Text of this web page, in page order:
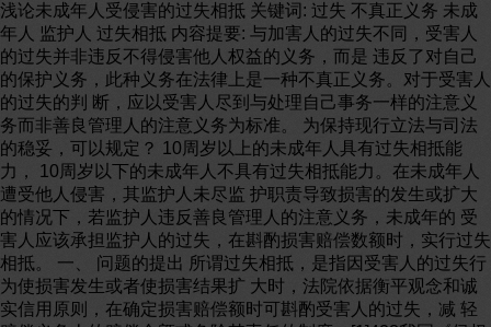
浅论未成年人受侵害的过失相抵 关键词: 过失 不真正义务 未成年人 监护人 过失相抵 内容提要: 与加害人的过失不同，受害人的过失并非违反不得侵害他人权益的义务，而是 违反了对自己的保护义务，此种义务在法律上是一种不真正义务。对于受害人的过失的判 断，应以受害人尽到与处理自己事务一样的注意义务而非善良管理人的注意义务为标准。 为保持现行立法与司法的稳妥，可以规定？ 10周岁以上的未成年人具有过失相抵能力， 10周岁以下的未成年人不具有过失相抵能力。在未成年人遭受他人侵害，其监护人未尽监 护职责导致损害的发生或扩大的情况下，若监护人违反善良管理人的注意义务，未成年的 受害人应该承担监护人的过失，在斟酌损害赔偿数额时，实行过失相抵。 一、 问题的提出 所谓过失相抵，是指因受害人的过失行为使损害发生或者使损害结果扩 大时，法院依据衡平观念和诚实信用原则，在确定损害赔偿额时可斟酌受害人的过失，减 轻赔偿义务人的赔偿金额或免除其责任的制度。[1]428我国《侵权责任法》第 26条规 定？“被侵权人对损害的发生也有过错的，可以减轻侵权人的责任。”这一制度即过失相 抵，又称之为与有过失或混合过错。通常情况下，过失相抵是因为受害人自身的过错。但 在特定情形下，法律权衡当事人的利益状态，规定受害人就特定第三人的过失承担责任， 因而过失相抵还包括可以视为受害人一方的其他人的过错。比较典型的是，受害人之使用 人或代理人的过错视为受害人的过错，适用过失相抵，从而减轻或者免除加害人的损害赔 偿责任(参见《德国民法典》第 254条、《意大利民法典》第 1229条以及我国台湾地区 “民法”第 217条。)。 有疑问的是，在未成年人受他人侵害时，如果存在因未成 年人自己的行为共同使损害发生或扩大的事由，加害人能否主张未成年人具有过失而进行 过失相抵？进一步而言，在侵害发生时，该未成年人的监护人未尽监护职责，疏于对未成 年人的保护，加害人能否主张受害人的监护人存在过失，从而作为受害人的过错适用过失 相抵？从我国的司法实践来看，由于《民法通则》采用广义的民事行为能力的概念，认为 无民事行为能力和限制民事行为能力的未成年人没有侵权责任能力，因而未成年人因自己 的行为共同使损害发生或扩大时，不适用过失相抵。[2]208对于监护人的过失，最高人民 法院在 1991年民他字第 1号的复函中认为，监护人存在过失时应当视为未成年的受害人 的过失，适用过失相抵(最高人民法院在《关于赵正与尹发惠人身损害赔偿案如何运用法 律政策的函》(1991年民他字第 1号)中认为，“尹发惠因疏忽大意行为致使幼童赵正被烫 伤，应当承担侵权民事责任；赵正的父母对赵正监护不周，亦有过失，应适当减轻尹发惠 的民事责任。”)。 对于我国审判实践中的上述通常做法，理论上多持批评态度。 [3]607有学者甚至完全否定现行司法实践的做法。[4]447笔者认为，过失相抵具有减轻 甚至免除加害人损害赔偿责任的重要功能，在侵权责任法中具有极为重要的意义，而未成 年人的保护与监护人责任的强化也具有重要的制度价值。如何在现行立法的框架之内，借 鉴先进国家或地区的相关立法与判例，调和未成年人的保护与过失相抵两个制度之间价值 目标的矛盾，平衡并保护各方的利益，颇具理论与现实意义。 二、受害人“过失” 的意义及其判断 过失相抵以加害人的侵权行为为前提。在过失侵权行为，必须以加 害人的过错为要件，就加害人的过失而言，存在主观说与客观说。前者认为过失是行为人 主观心理状态的欠缺，并依据具体行为人具体判断过失的有无；后者认为过失是行为人违 反对他人的注意义务的状态，因而在认定过失时不再探究特定行为人主观心理状态，而是 以某种客观的行为标准来衡量行为人的行为，进而作出有无过失的判断。[5]463， 465易 言之，加害人的过失以大陆法系上“善良管理人”或英美法中“合理的人”的行为为判断 标准。据此，加害人的过失，又被称之为固有意义的过失或真正过失，以交易上必要的注 意(Sorgfaltspflichte)或者注意义务(dutyof care)的违反为前提。 与加害人的过 失属于“对他人的过失”不同，受害人过失属于“对自己的过失”。“受害人所违反者， 系对于自己利益之维护照顾义务。法律并未加诸受害人不得损害自己权益之义务，仅因受 害人就其权益之维护有所疏忽，致造成损害之发生或扩大，基于诚信原则及公平原则，受 害人不得将此疏失之结果，转嫁于加害人，因而应依其原因力之强弱，减免加害人之赔偿 责任。”[6]375因此，受害人的过失被称之为非固有意义的过失或不真正过失。一般而 言，一个人的行为只是危及自己时，他不会因此而受非难，因为保护个体免于自己漫不经 心的行为带来的危害，并非法律的任务。无论是受害人对自己的人身及财产利益没有尽到 合理的照顾义务，或者没有采取适当的预防措施，受害人的过失均非违反不得侵害他人权 益的义务，而是违反了对自己的保护义务，此种义务在法律上是一种不真正义务 (ObliegenhEiten)。[7]516违反此种义务的后果是对受害人产生不利益，导致其不能获得 赔偿或减少赔偿，并不产生对他人的损害赔偿责任。不真正义务之所以必要，是粗疏的公 平衡量转向精确的责任归结的要求。 过失相抵包含了立法者的两个基本决断？平等 原则和比例分担原则。平等原则的要义在于，立法者将受害人和加害人同样对待，均对其 过失行为负责；比例原则的精神在于，在确定损害赔偿时，应考量过失的量的程度，依据 加害人与受害人的过失与原因力的比例调整损害分配。这样，以同一损害为基础，加害人 的过失行为和受害人的过失行为均与损害具有因果关系，两者呈现结构对称性(有必要说 明的是，其一，过失相抵不仅适用过失责任原则，也可以适用严格责任原则；其二，在受 害人的过失行为导致同一损害的发生或扩大时，通常关注的是受害人的过失程度。但是， 在多因现象下，确定当事人的责任份额时，需要综合考虑原因力大小和过失程度，否则可 能出现不公平的情形(参见张新宝？《侵权法上的原因力理论研究》，载《中国法 学》2005年第 2期)。因此，依据比例原则，对于受害人的行为，如何综合考虑受害人的 原因力的大小和过失程度，是过失相抵归责标准清晰化的要求。)。既然加害人违反注意 义务即为有过失，问题在于，何种情况下受害人的行为是“有过失”的？ 在德国民 法上，学者认为，受害人仅仅违背义务或违背不真正义务的行为还是不够的，而是必须还 得有第 276条第 1款的过失才能适用过失相抵。[7]516申言之，《德国民法典》第 276条 第 1款规定的故意和过失(疏于尽交易上必要的注意)不仅适用于加害人的过失判断，也适 用于受害人的过失判断。台湾地区实务亦采相同见解，台湾地区“最高法院”1991年台上 字第 2241号民事判决认为？“台湾地区‘民法’第 217条规定所谓与有过失，系指受害 人苟能尽善良管理人之注意，即得避免其损害之发生或扩大，乃竟不注意，致有损害发生 或扩大之情形而言。” 在日本民法上，早期的判例认为，一个人在共同生活中不仅 负有注意不要给他人造成损害的义务，而且负有尽相当的注意以使自己不要蒙受损害地进 行生活的义务，从而将过失相抵中的过失解释为与加害人过失同样的意义。[8]413但是， 这一做法受到了学说的批判。学者认为，任何人并不负有一般的不侵害自己利益的义务， 过失相抵能力不过是谋求减轻加害人应该负担的赔偿责任的规定，因此只要能够对受害人 认定某种不得不减少其赔偿额的应该受到责备的要素时，即使受害人没有积极过失也应该 允许过失相抵。今天的通说从灵活地运用过失相抵制度以谋求当事人之间的公平分担的观 点出发，努力更加宽缓地解释过失相抵的要件，即受害人的过失与作为侵权行为责任成立 要件的注意义务违反在程度上是不同的，是因不注意而助成了损害这一种意义。[8]414对 此，又有不同的看法。有学者认为，所谓受害人的过失，是指对于权利侵害或损害之发生 或扩大，具有原因力，而偏离对受害人所期待的行为模式，即受害人具有作为行为之违法 性判断基础的危险性，即可构成过失相抵的过失([日]四宫和夫？《不法行为》，转引自 陈聪富？《过失相抵之法理基础及其适用范围》，《中德私法研究》(4)，北京大学出版 社 2008年版，第 11页。)。还有学者认为，受害人虽然不具有不得侵害自己法益之一般 性法律命题，但受害人为了不侵害自己法益，需为一定的必要行为而不为，就受害人与加 害人之损害分配观点而言，过失相抵即具有意义。从而，在加害人具有过失应负损害赔偿 责任时，在受害人方面，若受害人对于损害的回避或减缩具有可能性，且具有期待可能性 时，加害人主张受害人本身应分担部分损害，即具有合理性([日]洼田充见？《过失相抵 的法理》，转引自陈聪富？《过失相抵之法理基础及其适用范围》，《中德私法研究》 (4)，北京大学出版社 2008年版，第 11页。)。 1945年英国颁布了《法律改革助成 过失法》，规定受害人具有过错并且该过错对损害具有作用，那么就应当在当事人之间进 行损害的分配。依据该法第 4条，过错包括过失，违反成文法或其他产生侵权责任的作为 或不作为，或除该法之外可能产生的助成过失的抗辩。《美国侵权法重述》(第二次)第 464条将判断受害人过失的具体标准确定为？“(1)除非行为人是未成年人或精神丧失的 人，为保护自己所应当遵守的行为标准，合理人在同样情况下所应当遵守的标准。(2)合 理人在同样年龄、智慧及经验于同样情况下所应当遵守的标准是未成年人为保护自己所应 当遵守的行为标准。” 我国《侵权责任法》并未对受害人的过失标准明文规定。但 是，从法释[2003]20号第 2条的规定推论(法释[2003]20号第 2条规定？“受害人对同一 损害的发生或者扩大有故意、过失的，依照民法通则第一百三十一条的规定，可以减轻或 者免除赔偿义务人的赔偿责任。但侵权人因故意或者重大过失致人损害，受害人只有一般 过失的，不减轻赔偿义务人的赔偿责任。适用民法通则第一百零六条第三款规定确定赔偿 义务人的赔偿责任时，受害人有重大过失的，可以减轻赔偿义务人的赔偿责任。”)，既 然“侵权人因故意或者重大过失致人损害，受害人只有一般过失的，不减轻赔偿义务人的 赔偿责任”，那么，在受害人具有轻微过失，违背善良管理人的注意义务，共同参与导致 损害的发生或扩大时，是可以减轻非故意或者重大过失致人损害的加害人的损害赔偿责任 的。这就意味着，受害人的过失是以善良管理人的注意义务为标准。 笔者认为，在 受害人共同参与侵权行为导致损害的发生或扩大时，侵权损害赔偿额的确定，对加害人过 失的判断与对受害人过失的判断处于矛盾的关系？加害人的过失判断标准要求越高，则受 害人获得赔偿的数额越高；反之，受害人过失的判断标准越高，则受害人获得赔偿的数额 越低。德国、我国台湾地区、英国、美国的立法及相关判例将受害人的过失标准与加害人 的过失标准相同对待，原因在于？一方面，尽管侵权责任法维护人们行为自由的功能是以 隐形方式发挥的，保护救济民事主体权益的功能是以显性方式发挥的，但是侵权责任法在 维护人们的行为自由与保护民事主体的权益方面发挥着同等重要的功能，二者的价值没有 实质差别。[9]另一方面，过失相抵制度存在的理论基础归根结底在于法律的公平精神与 侵权行为法的责任自负的原则。因为当受害人的过错与加害人的过错共同导致损害的发 生，或者受害人的过错导致了损害的进一步扩大时，如果要求加害人就并非自己行为所导 致的损害承担赔偿责任，不仅违背了公平的精神而且不符合责任自负的原则。 但 是，受害人的过失和加害人的过失毕竟是在不同意义上使用的。加害人违反的义务是法律 规定的强制性义务，具有违法性，而受害人违反的仅是不具有强制性的不真正义务，不具 有违法性。受害人请求权的减损是因为对自己的过失，而非对于他人的过失。对加害人课 以较高的注意义务，主要因为加害人的注意义务是针对第三人的权益的。然而，对任何人 照顾自身的财产和人身的义务，法律上不应该要求得过于苛刻。[3]600-601事实上，受害 人几乎总是以一定的方式共同参与损害的发生，而且损害总是发生在受害人处，如果以 “善良管理人”避免对自己受损害通常所为的注意要求受害人对损害结果采取防护措施， 会产生过失相抵扩大化的倾向。与德国的主流观点不同，拉伦茨教授认为，违反自我保护 要求的人，如果他因此遭受损害，并因此而向共同导致损害之他人提出请求的，只要对损 害与有原因的、他自己的行为，在个人负责的意义上可得归责于他，那么该行为这时应可 评价为他的行为。[10]换言之，不是受害人与有原因的任何行为都可以必然地由其负责， 而是只有那些可期待他预见和控制却未能预见和控制的行为才可归责于他。这种可期待受 害人预见和控制的要求不能与加害人同等对待，否则不仅降低受害人获得补偿的机会，限 制受害人的行为自由，而且有违平等原则。受害人的过失行为与加害人使他人处于危险境 地的行为相比，存在明显的道德上的差异，法律对于具有不同道德差异的行为应当给予不 同的评价。 因此，对于受害人的过失，应该以受害人在行为过程中尽到与处理自己 的事务一样的注意义务为标准。该注意义务较普通人的注意义务要求要高，违反该注意义 务称具体轻过失，也即一般过失。受害人在照顾自身利益的过程中，只要尽到了一般人对 待自己事务那样所应尽的注意义务，没有出现明显的疏忽和懈怠，就不能认为受害人存在 过错。当然，依据举轻明重的原理，受害人违反普通人的注意义务即具有重大过失甚至是 故意共同参与侵权行为导致损害的发生或扩大时，更应该适用过失相抵规则。 三、 未成年的受害人的过失相抵能力 在未成年人侵害他人权益造成损害，是否应该承担 侵权责任，一个必要的条件是未成年人是否具备侵权责任能力(过错能力)。与之类似，未 成年人共同参与侵权行为，导致损害的发生或扩大，是否能够适用过失相抵，涉及过失相 抵能力的问题。对此，理论以及司法实践存在着完全相反的看法？ 第一，肯定说。 该说认为，过失相抵能力是否适用过失相抵的必要条件，只有具备过失相抵能力才能适用 过失相抵。对于过失相抵能力的判断，又存在两种不同的认识？其一，责任能力(识别能 力)说。德国联邦最高法院认为，在引用第 827条、828条(有关责任能力的规定)应该适用 一切种类的过失。不仅包括加害人的过失，也包括受害人的过失。因此，特别是 7岁以下 的儿童由于欠缺侵权责任能力而不需要对自己的的共同参与行为负责。[10]516在司法实 践中，侵权责任能力的判断通常以识别能力为准。我国台湾地区学者认为，“受害人的过 失，并非违反注意义务。此之所谓过失，仅有能注意而不注意。从而与有过失之受害人仍 须能注意，亦即需要识别能力。如其无识别能力，即不发生过失相抵之问题。”[11]144- 145其二，事理辨识能力或者辨别能力说。日本最高裁判所 1964年大法庭判决认为，过失 相抵场合中的过失要件与侵权行为中的过失要件是不同的。要认定侵权行为责任则加害人 须具有责任能力，但是过失相抵的场合受害者具有事理辨别能力即可。事理辨别能力是指 具有避开损害发生的注意能力，责任能力的有无以 12岁左右为准，事理辨别能力则在 8 岁左右就具备了。[12]216-217与日本类似，不列颠群岛的法律亦认为，案件中当事人的 年龄最低限在 4-5岁。英国著名法官丹宁勋爵在 Gough v. Thorne案中就明确指出？“非 常年幼的儿童不能被认定为与有过失。年龄大的儿童也许可以，但是这取决于案件的具体 情况。只有当该儿童达到了能够被合理地期待对自己的安全采取预防措施，他或她具有可 归责性时候，法官才能认定该儿童具有与有过失。[13]148西班牙最高法院在新近的一项 判决认为绝不能认定 4岁以下儿童对自己遭受之损害的共同过错。”[14]635-636 第二，否定说。该说认为，过失相抵能力是否适用过失相抵的必要条件，只有具备过失相 抵能力才能适用过失相抵。有学者从原因力的角度认为？“过失相抵的基本原则在于公平 分配原则，即任何人应承担因自己行为所生的不利益，而不能将之转嫁于他人身上，若受 害人对损害的发生或扩大与有过失，即应依其轻重，尤其是原因力之大小分配责任，至于 其是否具有识别能力，在所不问。”[15]202还有学者从违法性相抵的角度认为，在受害 人的行为对于损害发生具有原因力时，加害人行为的违法性或客观上的非难可能性因而降 低。受害人的行为既然具有违法性，而与加害人的违法性相抵，不因受害人是否具有识别 能力而不同。因此，应该肯定无识别能力人仍适用过失相抵原则，而承担自己的损害。 [16]21在司法判例上，对于过失相抵，法国、葡萄牙、意大利、西班牙以及荷兰放弃了辨 别能力这一要件，只要受害人在自己事务的处理上偏离了善良管理人的标准就足够了。 [14]635-636 从我国的司法实践来看，各级人民法院在审理无民事行为能力人和限 制民事行为能力人作为受害人是否能够进行过失相抵的案件时，并不考虑受害人自身有无 过失相抵能力。这与我国司法实践长期以来不承认未成年人具有民事责任能力(过错能力) 密切相关？既然未成年人不具有责任能力，逻辑上的结论即是其亦不具备过失相抵能力。 对此，有学者认为，在确定受害人是否因其过错减轻或免除责任时，完全不考虑到受害人 的责任能力，是不妥当的。[3]605在具体操作上，可以识别能力为基础，并与行为能力完 全一致？无行为能力人绝对无识别能力，限制行为能力人是否具有识别能力，则依个案判 断。[17] 笔者认为，肯定说尤其是责任能力人说与否定说之间产生分歧的原因，在 于对侵权责任能力认识的差异。既然德国与我国台湾地区的相关判例认为受害人的过失与 加害人的过失具有相同意义，而加害人的过失必须以责任能力(过错能力)为必要条件，根 据结构性对称的原理，受害人的过失亦应以责任能力为必须要件。反之，在法国民法上， 责任能力并非侵权责任的构成要素。依据《法国民法典》第 1310条规定？“未成年人因 其侵权行为或准侵权行为所发生的损害赔偿债务不得取消。”即未成年人不管他们是否缺 乏辨别能力，应对他们所有的侵权行为或准侵权行为造成的损害后果负责。相应的，对于 受害人的过失，也不必强调受害人具有识别能力才能进行过失相抵。 依据我国《民 法通则》第 133条第 1款以及《侵权责任法》第 32条的规定，无民事行为能力人与限制 民事行为能力人致人损害的，由其监护人承担责任。申言之，对加害人的过失行为，立法 上并未采用责任能力的概念，而是以行为能力代替责任能力，未成年人均无责任能力。 [18]42那么，可否依据前述结构性对称的原理，据此认为未成年人作为受害人时亦无责任 能力呢？从上述我国司法实践的做法来看，确属如此。 我国司法实践中的做法是值 得商榷的。理由在于？其一，侵权行为特别规定行为人需具备识别能力，是鉴于此种之人 对于事物的是非利害不能为正常识别，因此使其不负侵权责任，以资保护。但是，在与有 过失的情形，并非使与有过失者赔偿他人所受的损害，而是令其就自己行为的结果负责， 不得将自己行为所产生的损害，转嫁于他人。无识别能力人原则上虽然不必就其所加于他 人的损害负责，但自公平而言，实难谓其无须承担因自己行为对自己法益所造成的损害。 申言之，由于侵权责任与过失相抵的立法宗旨不同，因而在加害人的责任能力与受害人的 过失相抵能力之间出现结构性对称的基础并不存在。其二，未成年人虽然不具有责任能 力，但毕竟其行为是促成损害发生扩大的原因事实。如果完全否认未成年人具有过失相抵 能力，则相当于将未成年人造成的损害转嫁由加害人承担，有违过失相抵谋求加害人与受 害人之间公平负担损害的本质。其三，从日本的情况来看，考虑到今天的侵权行为制度的 功能正在从个人活动自由的限制向公平分配损害负担转轨这一趋向，已经出现了无责任能 力制度的妥当范围应该大幅度缩小的倾向。[8]87由此可见，考虑到公平分配损害，对加 害人的责任能力的判断降低了认定标准。与之类似，对于受害人的过失判断，事理辨识能 力说实际上亦降低了受害人过失的认定标准，只要那些未成年受害人具有注意危险的能 力，为了公平分担责任，就可适用过失相抵。 就加害人而言，以使其积极的负担损 害赔偿责任为宗旨。而过失相抵不过是决定因侵权行为引起的损害赔偿额时，从公平的角 度出发，对受害人在损害的发生、扩大上的不注意应该如何斟酌的问题。为了更好地发挥 过失相抵公平分配损害的功能，并保持现行立法与司法的稳妥，在对我国《侵权责任法》 第 32条进行解释时，可以考虑如下？ 10周岁以上的限制民事行为能力人，对自己法益的 危险性具有辨识能力，足以达到抑制自己的行为的支配能力。因此，在限制民事行为能力 人作为受害人共同参与侵权行为导致损害的发生或扩大时，具有过失相抵能力，应该以其 未注意而适用过失相抵； 10周岁以下的无民事行为能力人，对自己法益的危险性尚不具 有辨识能力，不足以达到抑制自己的行为的支配能力。因此，在无民事行为能力人作为受 害人共同参与侵权行为导致损害的发生或扩大时，不具有过失相抵能力，不应该以其未注 意适用过失相抵。 四、监护人过失的适用 未成年人因为意思能力欠缺，法律 为其设立监护人。一方面，监护人代替或者协助未成年人进行民事活动，补充未成年人民 事行为能力的不足；另一方面，通过对未成年人的管教和约束，防止和避免其实施不法行 为，维护社会的正常秩序。[19]368 问题是，未成年人受侵害时，未成年人的监护 人未尽监护职责，疏于对其保护，加害人能否主张监护人存在过失，因而应该作为未成年 人的过失适用过失相抵？换言之，父母疏于履行保护未成年人的义务，其共同过错是否可 归咎于该未成年人？ 对此，考察不同国家的民法理论、立法以及相关司法实务，均 有不同的认识与做法。主要分为以下几种 第一，肯定说。依据《葡萄牙民法典》第 571条、《西班牙民法典》第 1103条、《奥地 利民法典》第 1304条以及意大利最高法院的判决，因为父母疏于监督的共同过错，未成 年人的赔偿额被减少。[14]210我国台湾地区学者认为，法定代理人与有过失，系监督未 成年人有所懈怠，难辞其咎，不应使加害人负担全部责任。法定代理人之过失由未成年之 受害人承担之见解，具有责令监督人妥善保护受害人之意。且直接由加害人之损害赔偿中 扣除法定代理人之过失部分，可以避免转向法定代理人求偿之不便，及避免向该法定代理 人求偿不能之风险。又第三人之行为，系属一种事变，法定代理人亦居于第三人之地位， 事变所生之损害，原则上应由受害人自己负担，而不得使加害人赔偿。[20]51台湾实务界 亦采肯定说， 1995年台湾地区“最高法院”台上字 2690号民事判例认为？“按‘民法’ 第 224条所谓之代理人，应包括法定代理人在内，该条可类推适用于同法第 217条被害人 与有过失之规定，亦即在适用台湾地区‘民法’第 217条时，损害赔偿权利人之法定代理 人之过失，可视同损害赔偿权利人之过失，适用过失相抵之法则。”(值得注意的是，对 于台湾地区通说，王泽鉴教授认为，代理仅限于法律行为，故须在已成立之债之范围内， 关于债务之履行，法定代理人的行为，才能视为受害人的行为。在侵权行